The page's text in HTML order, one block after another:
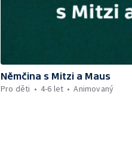
Němčina s Mitzi a Maus
Pro děti
4-6 let Animovaný